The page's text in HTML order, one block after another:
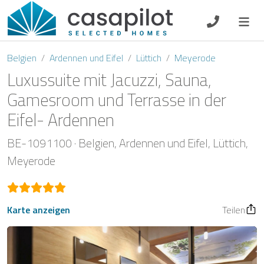
DE EN ES FR
Frühstück
Gutscheine
Belgien Ardennen und Eifel Lüttich Meyerode
Luxussuite mit Jacuzzi, Sauna,
Gamesroom und Terrasse in der
Eifel- Ardennen
BE-1091100 Belgien Ardennen und Eifel Lüttich
Meyerode
Karte anzeigen Teilen